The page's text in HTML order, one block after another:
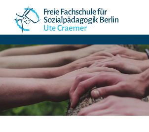
SUCHEN
JETZT BEWERBEN!
Erzieher:in werden
Bewerbung
Aktuelles